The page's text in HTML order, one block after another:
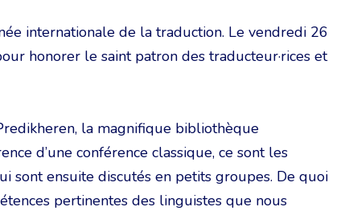
internationale de la traduction. Le vendredi 26
honorer le saint patron des traducteur·rices et
la magnifique bibliothèque
d’une conférence classique, ce sont les
sont ensuite discutés en petits groupes. De quoi
pertinentes des linguistes que nous